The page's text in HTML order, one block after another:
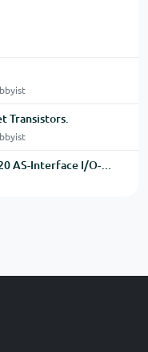
Transistors.
AS-i bus Murr Elektronik MASI20 AS-Interface I/O-module 56440